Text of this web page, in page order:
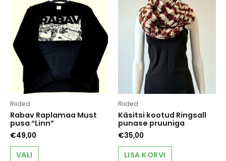
Riided
Rabav Raplamaa Must
pusa “Linn”
€49,00
VALI
This
Riided
Käsitsi kootud Ringsall
punase pruuniga
€35,00
LISA KORVI